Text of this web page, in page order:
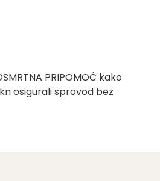
PRIPOMOĆ kako
osigurali sprovod bez